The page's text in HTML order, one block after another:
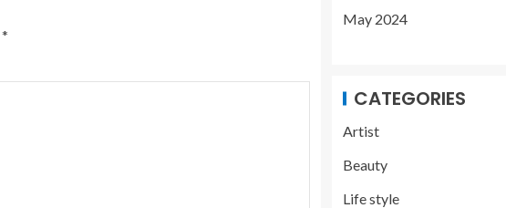
*
May 2024
CATEGORIES
Artist
Beauty
Life style